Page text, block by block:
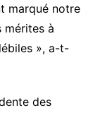
marqué notre
mérites à
», a-t-
des